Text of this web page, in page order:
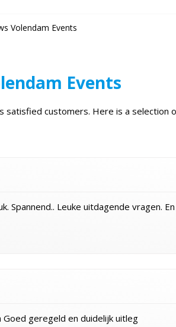
Volendam Events
Events
satisfied customers. Here is a
Spannend.. Leuke uitdagende vragen.
Goed geregeld en duidelijk uitleg